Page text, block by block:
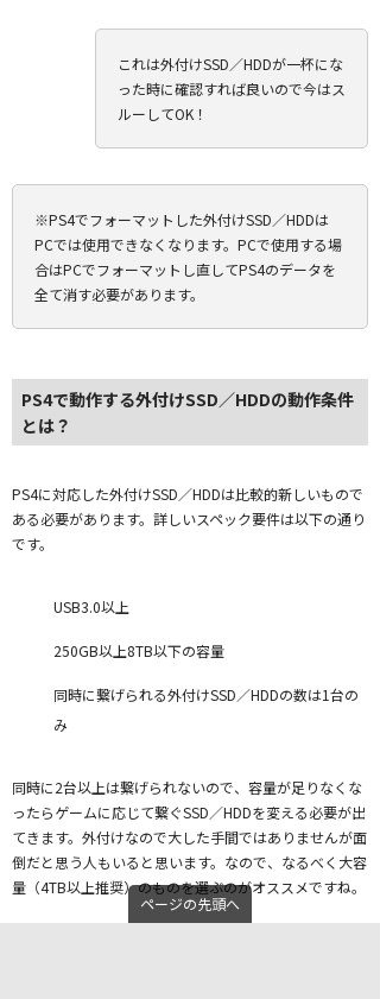
これは外付けSSD／HDDが一杯にな
った時に確認すれば良いので今はス
ルーしてOK！
※PS4でフォーマットした外付けSSD／HDDは
PCでは使用できなくなります。PCで使用する場
合はPCでフォーマットし直してPS4のデータを
全て消す必要があります。
PS4で動作する外付けSSD／HDDの動作条件
とは？
PS4に対応した外付けSSD／HDDは比較的新しいもので
ある必要があります。詳しいスペック要件は以下の通り
です。
USB3.0以上
250GB以上8TB以下の容量
同時に繋げられる外付けSSD／HDDの数は1台の
み
同時に2台以上は繋げられないので、容量が足りなくな
ったらゲームに応じて繋ぐSSD／HDDを変える必要が出
てきます。外付けなので大した手間ではありませんが面
倒だと思う人もいると思います。なので、なるべく大容
量（4TB以上推奨）のものを選ぶのがオススメですね。
ページの先頭へ